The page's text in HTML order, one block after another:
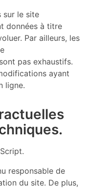
sur le site
données à titre
Par ailleurs, les
pas exhaustifs.
ayant
ligne.
responsable de
du site. De plus,